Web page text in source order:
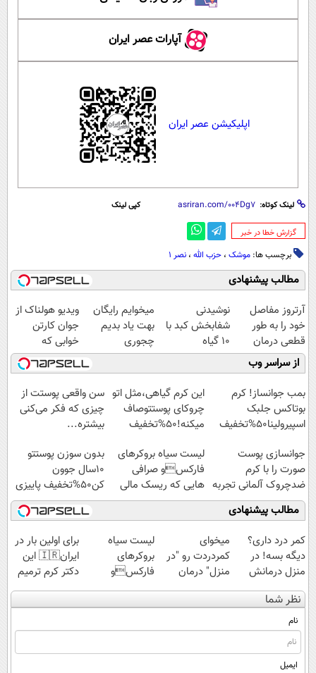
آپارات عصر ایران
اپلیکیشن عصر ایران
لینک کوتاه: کپی لینک
‌گزارش خطا در خبر
برچسب ها: موشک ، حزب الله ، نصر ۱
مطالب پیشنهادی
آرتروز مفاصل
خود را به طور
قطعی درمان
کنید!
◗پرسش‌نامه◖
نوشیدنی
شفابخش کبد با
10 گیاه
موثر(تخفیف تا
امشب)
میخوایم رایگان
بهت یاد بدیم
چجوری
پولدارشی! باور
نداری امتحانش
مجانیه
ویدیو هولناک از
جوان کارتن
خوابی که
میلیاردر شد.
آموزش رایگان
از سراسر وب
بمب جوانساز! کرم
بوتاکس جلبک
اسپیرولینا50%تخفیف
این کرم گیاهی،مثل اتو
چروکای پوستتوصاف
میکنه!50%تخفیف
سن واقعی پوستت از
چیزی که فکر می‌کنی
بیشتره...
جوانسازی پوست
صورت را با کرم
ضدچروک آلمانی تجربه
کنید!
لیست سیاه بروکرهای
فارکسو صرافی
هایی که ریسک مالی
دارند!
بدون سوزن پوستتو
10سال جوون
کن50%تخفیف پاییزی
مطالب پیشنهادی
کمر درد داری؟
دیگه بسه! در
منزل درمانش
کن
(◀پرسش‌نامه)
میخوای
کمردردت رو "در
منزل" درمان
کنی؟ (◂فیلم +
◂پرسش‌نامه)
لیست سیاه
بروکرهای
فارکسو
صرافی هایی که
ریسک مالی
برای اولین بار در
ایران🇮🇷 این
دکتر کرم ترمیم
کننده 23 روزه
ساخت!
نظر شما
نام
ایمیل